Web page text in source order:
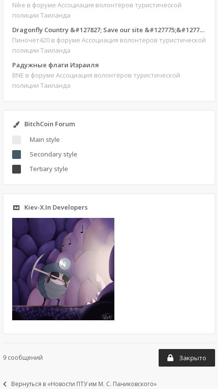
Nike в форуме Ассоциация волонтёров туристической
полиции Таиланда
Dragonfly Country &#127827; Save our site &#127775;&#127769;
Пиночет420 в форуме Ассоциация волонтёров туристической
полиции Таиланда
Радужные флаги Израиля
BNE в форуме Ассоциация волонтёров туристической
полиции Таиланда
BitchCoin Forum
Main style
Secondary style
Tertiary style
Kiev-X.In Developers
9 сообщений Закрыто
Вернуться в «Новости ПТУ им М. С. Паниковского»